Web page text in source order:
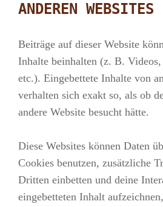
ANDEREN WEBSITES
Beiträge auf dieser Website
Inhalte beinhalten (z. B.
etc.). Eingebettete Inhalte von
verhalten sich exakt so, als ob
andere Website besucht hätte.
Diese Websites können Daten
Cookies benutzen, zusätzliche
Dritten einbetten und deine
eingebetteten Inhalt